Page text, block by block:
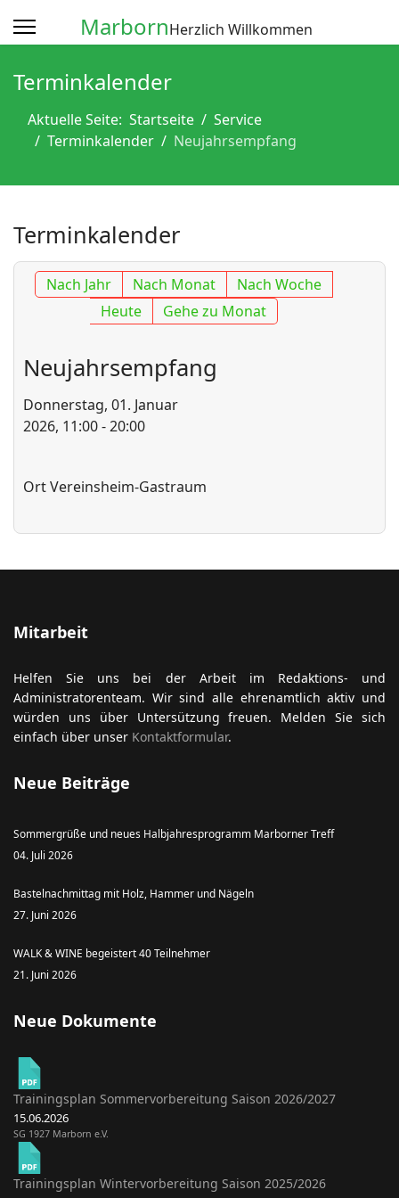
MarbornHerzlich Willkommen
Terminkalender
Aktuelle Seite: Startseite
Service
Terminkalender
Neujahrsempfang
Terminkalender
Nach Jahr Nach Monat
Nach Woche
Heute
Gehe zu Monat
Neujahrsempfang
Donnerstag, 01. Januar
2026, 11:00 - 20:00
OrtVereinsheim-Gastraum
Mitarbeit
Helfen Sie uns bei der Arbeit im Redaktions- und
Administratorenteam. Wir sind alle ehrenamtlich aktiv und
würden uns über Untersützung freuen. Melden Sie sich
einfach über unser Kontaktformular.
Neue Beiträge
Sommergrüße und neues Halbjahresprogramm Marborner Treff
04. Juli 2026
Bastelnachmittag mit Holz, Hammer und Nägeln
27. Juni 2026
WALK & WINE begeistert 40 Teilnehmer
21. Juni 2026
Neue Dokumente
Trainingsplan Sommervorbereitung Saison 2026/2027
15.06.2026
SG 1927 Marborn e.V.
Trainingsplan Wintervorbereitung Saison 2025/2026
anzeigen